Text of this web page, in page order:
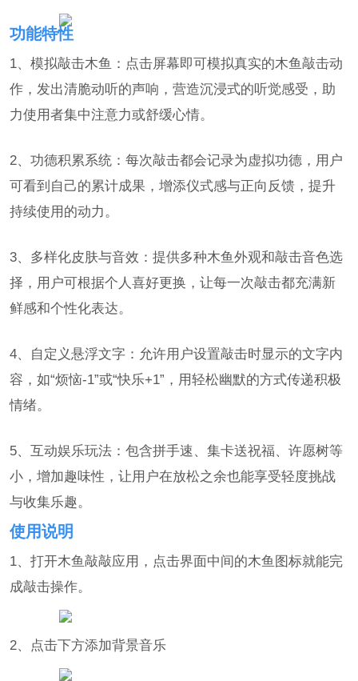
功能特性
1、模拟敲击木鱼：点击屏幕即可模拟真实的木鱼敲击动
作，发出清脆动听的声响，营造沉浸式的听觉感受，助
力使用者集中注意力或舒缓心情。
2、功德积累系统：每次敲击都会记录为虚拟功德，用户
可看到自己的累计成果，增添仪式感与正向反馈，提升
持续使用的动力。
3、多样化皮肤与音效：提供多种木鱼外观和敲击音色选
择，用户可根据个人喜好更换，让每一次敲击都充满新
鲜感和个性化表达。
4、自定义悬浮文字：允许用户设置敲击时显示的文字内
容，如“烦恼-1”或“快乐+1”，用轻松幽默的方式传递积极
情绪。
5、互动娱乐玩法：包含拼手速、集卡送祝福、许愿树等
小，增加趣味性，让用户在放松之余也能享受轻度挑战
与收集乐趣。
使用说明
1、打开木鱼敲敲应用，点击界面中间的木鱼图标就能完
成敲击操作。
2、点击下方添加背景音乐